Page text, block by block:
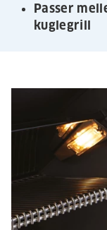
Passer
kuglegrill